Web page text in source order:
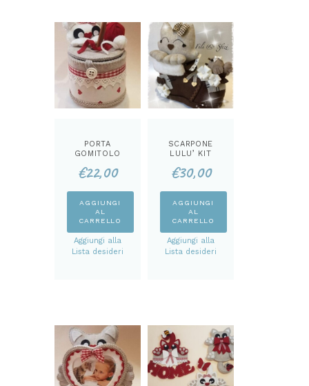
PORTA
GOMITOLO
€22,00
AGGIUNGI
AL
CARRELLO
Aggiungi alla
Lista desideri
SCARPONE
LULU’ KIT
€30,00
AGGIUNGI
AL
CARRELLO
Aggiungi alla
Lista desideri